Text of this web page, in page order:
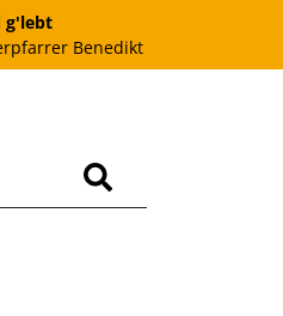
g'lebt
Benedikt